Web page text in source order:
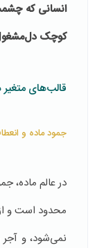
انسانی که
کوچک
قالب‌های
جمود ماده و
در عالم ماده،
محدود است و از
نمی‌شود، و آجر